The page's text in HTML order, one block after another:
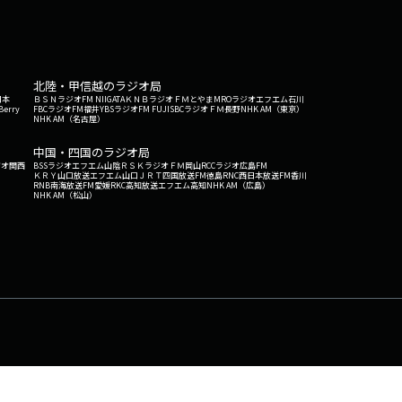
本
北陸・甲信越のラジオ局
ＢＳＮラジオFM NIIGATAＫＮＢラジオ ＦＭとやまMROラジオエフエム石川
FBCラジオFM福井YBSラジオFM FUJISBCラジオ ＦＭ長野NHK AM（東京）
NHK AM（名古屋）
関西
中国・四国のラジオ局
BSSラジオエフエム山陰ＲＳＫラジオ ＦＭ岡山RCCラジオ広島FM
ＫＲＹ山口放送エフエム山口 ＪＲＴ四国放送FM徳島RNC西日本放送FM香川
RNB南海放送FM愛媛RKC高知放送エフエム高知NHK AM（広島）
NHK AM（松山）